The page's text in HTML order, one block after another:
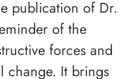
publication of Dr.
of the
forces and
change. It brings